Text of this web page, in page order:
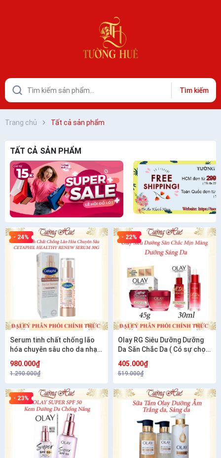
Tìm kiếm
Trang chủ Tất cả sản phẩm
TẤT CẢ SẢN PHẨM
- 24%
Serum tinh chất chống lão
hóa chuyên sâu cho da nhạy
RENEW SERUM 30G
980.000₫
1.290.000₫
- 22%
Olay RG Siêu Dưỡng Dưỡng
Da Săn Chắc Da ( Có sự chọn
405.000₫
519.000₫
- 23%